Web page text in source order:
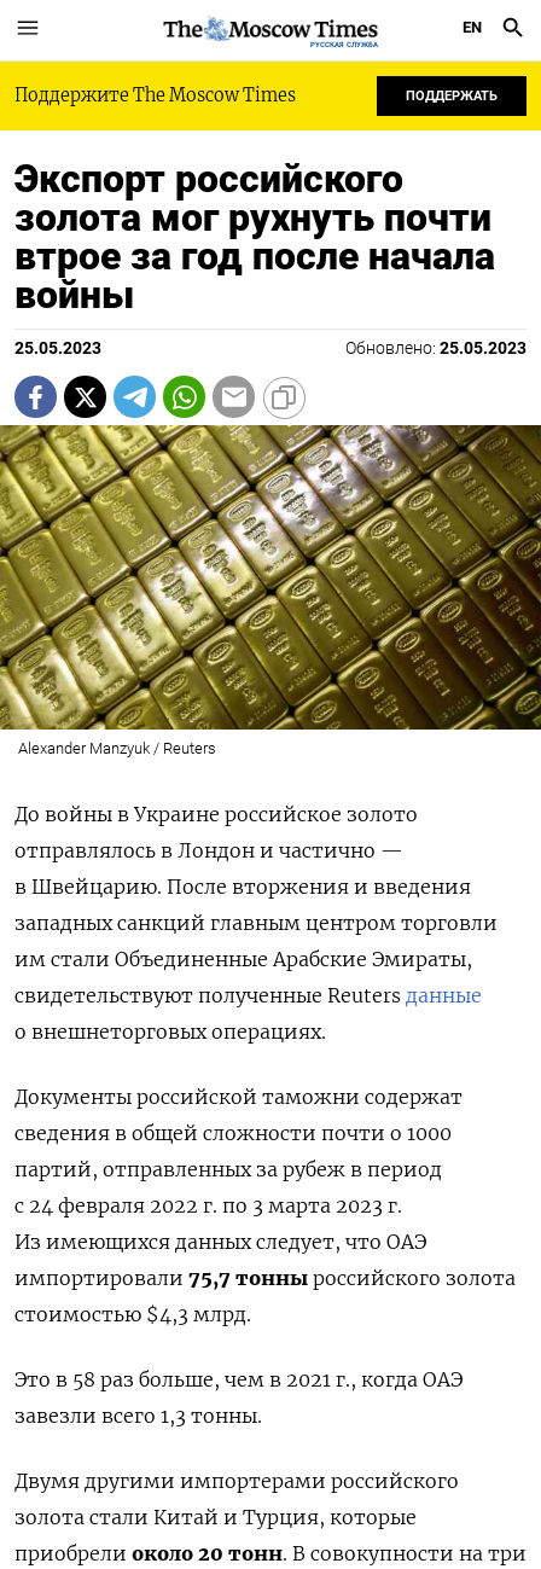
РУССКАЯ СЛУЖБА
EN
Поддержите The Moscow Times ПОДДЕРЖАТЬ
Экспорт российского
золота мог рухнуть почти
втрое за год после начала
войны
25.05.2023 Обновлено: 25.05.2023
Alexander Manzyuk / Reuters
До войны в Украине российское золото
отправлялось в Лондон и частично —
в Швейцарию. После вторжения и введения
западных санкций главным центром торговли
им стали Объединенные Арабские Эмираты,
свидетельствуют полученные Reuters данные
о внешнеторговых операциях.
Документы российской таможни содержат
сведения в общей сложности почти о 1000
партий, отправленных за рубеж в период
с 24 февраля 2022 г. по 3 марта 2023 г.
Из имеющихся данных следует, что ОАЭ
импортировали 75,7 тонны российского золота
стоимостью $4,3 млрд.
Это в 58 раз больше, чем в 2021 г., когда ОАЭ
завезли всего 1,3 тонны.
Двумя другими импортерами российского
золота стали Китай и Турция, которые
приобрели около 20 тонн. В совокупности на три